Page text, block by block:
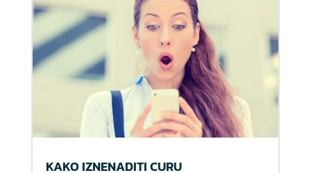
KAKO IZNENADITI CURU